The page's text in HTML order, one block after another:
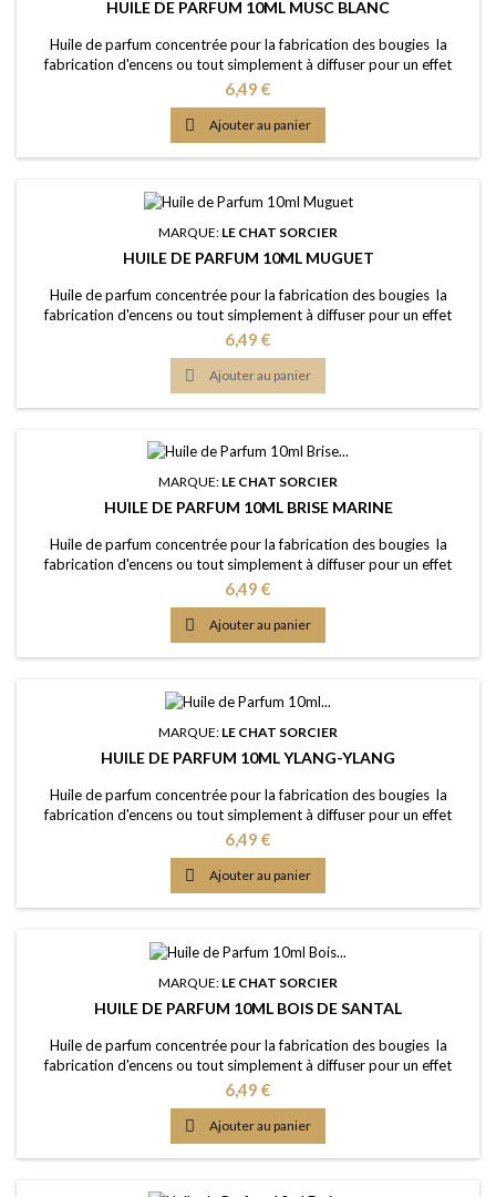
HUILE DE PARFUM 10ML MUSC BLANC
Huile de parfum concentrée pour la fabrication des bougies la
fabrication d'encens ou tout simplement à diffuser pour un effet
intense Caractère: arôme frais, propre, savonneux, le luxe véritable
Point d'Eclair: &gt;61°C Couleur: Incolorée Dosage conseillé: entre
2% et 5% Documentation: Fiche de données de sécurité
téléchargeable (lien dessous)
Prix
6,49 €
 Ajouter au panier
MARQUE: LE CHAT SORCIER
HUILE DE PARFUM 10ML MUGUET
Huile de parfum concentrée pour la fabrication des bougies la
fabrication d'encens ou tout simplement à diffuser pour un effet
intense Caractère: fragrance douce, florale-verte, édifiante Point
d'Eclair: &gt;60°C Couleur: Incolorée Dosage conseillé: entre 2% et
5% Documentation: Fiche de données de sécurité téléchargeable
(lien dessous)
Prix
6,49 €
 Ajouter au panier
MARQUE: LE CHAT SORCIER
HUILE DE PARFUM 10ML BRISE MARINE
Huile de parfum concentrée pour la fabrication des bougies la
fabrication d'encens ou tout simplement à diffuser pour un effet
intense Caractère: senteur iodée fraîche avec des notes aquatiques
Point d'Eclair: &gt;46°C Couleur: Incolorée Dosage conseillé: entre
2% et 5% Documentation: Fiche de données de sécurité
téléchargeable (lien dessous)
Prix
6,49 €
 Ajouter au panier
MARQUE: LE CHAT SORCIER
HUILE DE PARFUM 10ML YLANG-YLANG
Huile de parfum concentrée pour la fabrication des bougies la
fabrication d'encens ou tout simplement à diffuser pour un effet
intense Caractère: hautement parfumé, profond, doux et fruité-fleuri
Point d'Eclair: &gt;60°C Couleur: Légèrement dorée Dosage
conseillé: entre 2% et 5% Documentation: Fiche de données de
sécurité téléchargeable (lien...
Prix
6,49 €
 Ajouter au panier
MARQUE: LE CHAT SORCIER
HUILE DE PARFUM 10ML BOIS DE SANTAL
Huile de parfum concentrée pour la fabrication des bougies la
fabrication d'encens ou tout simplement à diffuser pour un effet
intense Caractère: sensuel, envoûtant, un parfum boisé et chaleureux
Point d'Eclair: &gt;61°C Couleur: Légèrement dorée Dosage
conseillé: entre 2% et 5% Documentation: Fiche de données de
sécurité téléchargeable (lien...
Prix
6,49 €
 Ajouter au panier